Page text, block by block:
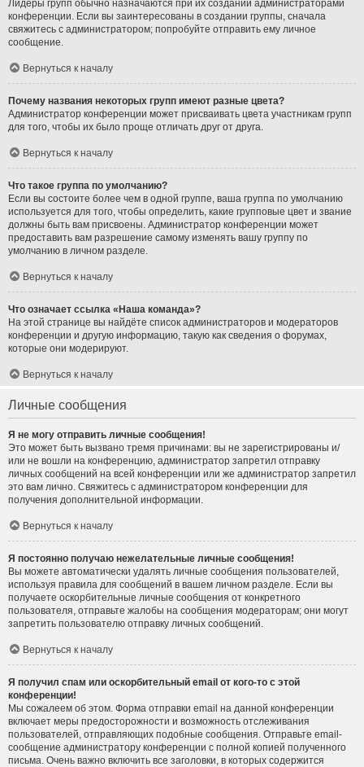
Лидеры групп обычно назначаются при их создании администраторами
конференции. Если вы заинтересованы в создании группы, сначала
свяжитесь с администратором; попробуйте отправить ему личное
сообщение.
Вернуться к началу
Почему названия некоторых групп имеют разные цвета?
Администратор конференции может присваивать цвета участникам групп
для того, чтобы их было проще отличать друг от друга.
Вернуться к началу
Что такое группа по умолчанию?
Если вы состоите более чем в одной группе, ваша группа по умолчанию
используется для того, чтобы определить, какие групповые цвет и звание
должны быть вам присвоены. Администратор конференции может
предоставить вам разрешение самому изменять вашу группу по
умолчанию в личном разделе.
Вернуться к началу
Что означает ссылка «Наша команда»?
На этой странице вы найдёте список администраторов и модераторов
конференции и другую информацию, такую как сведения о форумах,
которые они модерируют.
Вернуться к началу
Личные сообщения
Я не могу отправить личные сообщения!
Это может быть вызвано тремя причинами: вы не зарегистрированы и/
или не вошли на конференцию, администратор запретил отправку
личных сообщений на всей конференции или же администратор запретил
это вам лично. Свяжитесь с администратором конференции для
получения дополнительной информации.
Вернуться к началу
Я постоянно получаю нежелательные личные сообщения!
Вы можете автоматически удалять личные сообщения пользователей,
используя правила для сообщений в вашем личном разделе. Если вы
получаете оскорбительные личные сообщения от конкретного
пользователя, отправьте жалобы на сообщения модераторам; они могут
запретить пользователю отправку личных сообщений.
Вернуться к началу
Я получил спам или оскорбительный email от кого-то с этой
конференции!
Мы сожалеем об этом. Форма отправки email на данной конференции
включает меры предосторожности и возможность отслеживания
пользователей, отправляющих подобные сообщения. Отправьте email-
сообщение администратору конференции с полной копией полученного
письма. Очень важно включить все заголовки, в которых содержится